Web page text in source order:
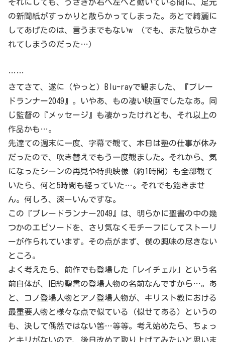
それにしても、うさぎが右へ左へと動いている間に、足元
の新聞紙がすっかりと散らかってしまった。あとで綺麗に
してあげたのは、言うまでもないw （でも、また散らかさ
れてしまうのだった…）
……
さてさて、遂に（やっと）Blu-rayで観ました、『ブレー
ドランナー2049』。いやあ、もの凄い映画でしたなあ。同
じ監督の『メッセージ』も凄かったけれども、それ以上の
作品かも…。
先達ての週末に一度、字幕で観て、本日は塾の仕事が休み
だったので、吹き替えでもう一度観ました。それから、気
になったシーンの再見や特典映像（約1時間）も全部観て
いたら、何と5時間も経っていた…。それでも飽きませ
ん。何しろ、深ーいんですな。
この『ブレードランナー2049』は、明らかに聖書の中の幾
つかのエピソードを、さり気なくモチーフにしてストーリ
ーが作られています。その点がまず、僕の興味の尽きない
ところ。
よく考えたら、前作でも登場した「レイチェル」という名
前自体が、旧約聖書の登場人物の名前なんですから…。あ
と、コノ登場人物とアノ登場人物が、キリスト教における
最重要人物と様々な点で似ている（似せてある）というの
も、決して偶然ではない筈…等等。考え始めたら、ちょっ
とキリがないので、後日改めて取り上げてみたいと思いま